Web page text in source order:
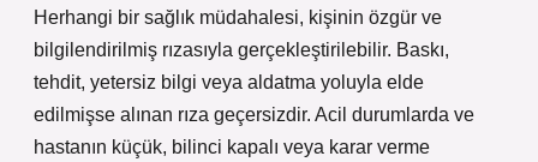
Herhangi bir sağlık müdahalesi, kişinin özgür ve
bilgilendirilmiş rızasıyla gerçekleştirilebilir. Baskı,
tehdit, yetersiz bilgi veya aldatma yoluyla elde
edilmişse alınan rıza geçersizdir. Acil durumlarda ve
hastanın küçük, bilinci kapalı veya karar verme